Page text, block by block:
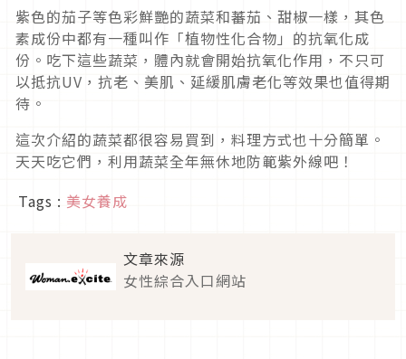
紫色的茄子等色彩鮮艷的蔬菜和蕃茄、甜椒一樣，其色
素成份中都有一種叫作「植物性化合物」的抗氧化成
份。吃下這些蔬菜，體內就會開始抗氧化作用，不只可
以抵抗UV，抗老、美肌、延緩肌膚老化等效果也值得期
待。
這次介紹的蔬菜都很容易買到，料理方式也十分簡單。
天天吃它們，利用蔬菜全年無休地防範紫外線吧！
Tags : 美女養成
文章來源
女性綜合入口網站